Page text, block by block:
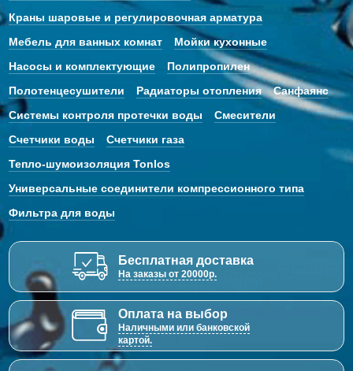
Краны шаровые и регулировочная арматура
Мебель для ванных комнат
Мойки кухонные
Насосы и комплектующие
Полипропилен
Полотенцесушители
Радиаторы отопления
Санфаянс
Системы контроля протечки воды
Смесители
Счетчики воды
Счетчики газа
Тепло-шумоизоляция Tonlos
Универсальные соединители компрессионного типа
Фильтра для воды
Бесплатная доставка
На заказы от 20000р.
Оплата на выбор
Наличными или банковской
картой.